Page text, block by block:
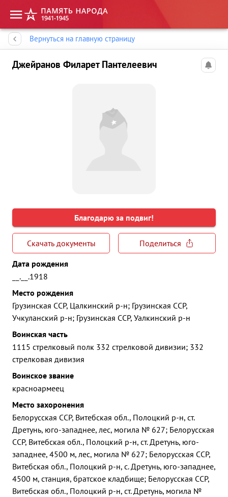
Вернуться на главную страницу
Джейранов Филарет Пантелеевич
Благодарю за подвиг!
Скачать документы
Поделиться
Дата рождения
__.__.1918
Место рождения
Грузинская ССР, Цалкинский р-н; Грузинская ССР,
Учкуланский р-н; Грузинская ССР, Уалкинский р-н
Воинская часть
1115 стрелковый полк 332 стрелковой дивизии; 332
стрелковая дивизия
Воинское звание
красноармеец
Место захоронения
Белорусская ССР, Витебская обл., Полоцкий р-н, ст.
Дретунь, юго-западнее, лес, могила № 627; Белорусская
ССР, Витебская обл., Полоцкий р-н, ст. Дретунь, юго-
западнее, 4500 м, лес, могила № 627; Белорусская ССР,
Витебская обл., Полоцкий р-н, с. Дретунь, юго-западнее,
4500 м, станция, братское кладбище; Белорусская ССР,
Витебская обл., Полоцкий р-н, ст. Дретунь, могила №
Память народа